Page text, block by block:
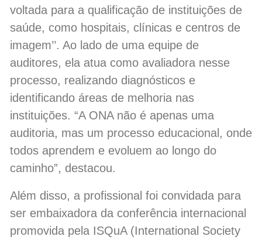
voltada para a qualificação de instituições de
saúde, como hospitais, clínicas e centros de
imagem’’. Ao lado de uma equipe de
auditores, ela atua como avaliadora nesse
processo, realizando diagnósticos e
identificando áreas de melhoria nas
instituições. “A ONA não é apenas uma
auditoria, mas um processo educacional, onde
todos aprendem e evoluem ao longo do
caminho”, destacou.
Além disso, a profissional foi convidada para
ser embaixadora da conferência internacional
promovida pela ISQuA (International Society